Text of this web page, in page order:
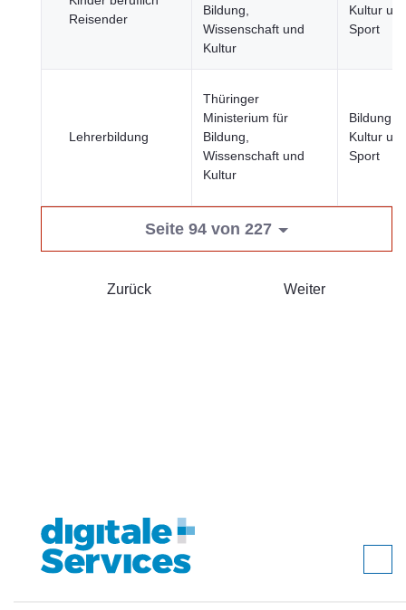
Reisender
Bildung,
Wissenschaft und
Kultur
Kultur
Sport
Lehrerbildung
Thüringer
Ministerium für
Bildung,
Wissenschaft und
Kultur
Bildung,
Kultur
Sport
Seite 94 von 227
Zurück Weiter